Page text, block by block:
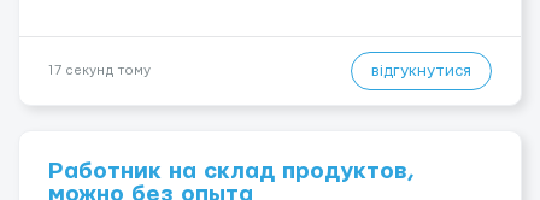
17 секунд тому відгукнутися
Работник на склад продуктов,
можно без опыта